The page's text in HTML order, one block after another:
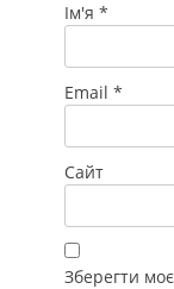
Ім'я *
Email *
Сайт
Зберегти